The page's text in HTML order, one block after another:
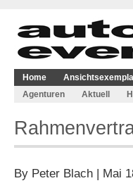
Home
Agenturen
Aktuell
By Peter Blach | Mai